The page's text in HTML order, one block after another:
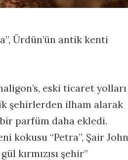
Ürdün’ün antik kenti
eski ticaret yolları
şehirlerden ilham alarak
parfüm daha ekledi.
kokusu “Petra”, Şair John
kırmızısı şehir”